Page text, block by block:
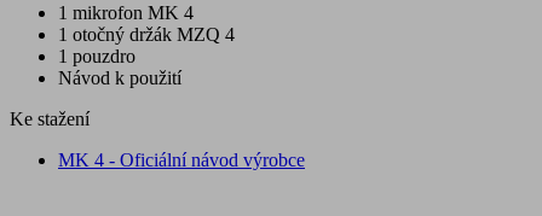
1 mikrofon MK 4
1 otočný držák MZQ 4
1 pouzdro
Návod k použití
Ke stažení
MK 4 - Oficiální návod výrobce